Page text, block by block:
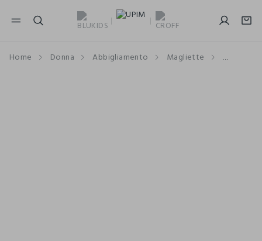
NAVIGATION.ARIA.GOTOMAINCONTENT
Home Donna Abbigliamento Magliette Maniche